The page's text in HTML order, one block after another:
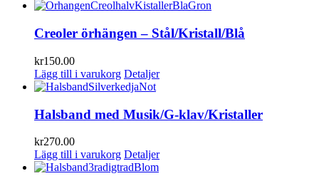
Creoler örhängen – Stål/Kristall/Blå
kr150.00
Lägg till i varukorg Detaljer
Halsband med Musik/G-klav/Kristaller
kr270.00
Lägg till i varukorg Detaljer